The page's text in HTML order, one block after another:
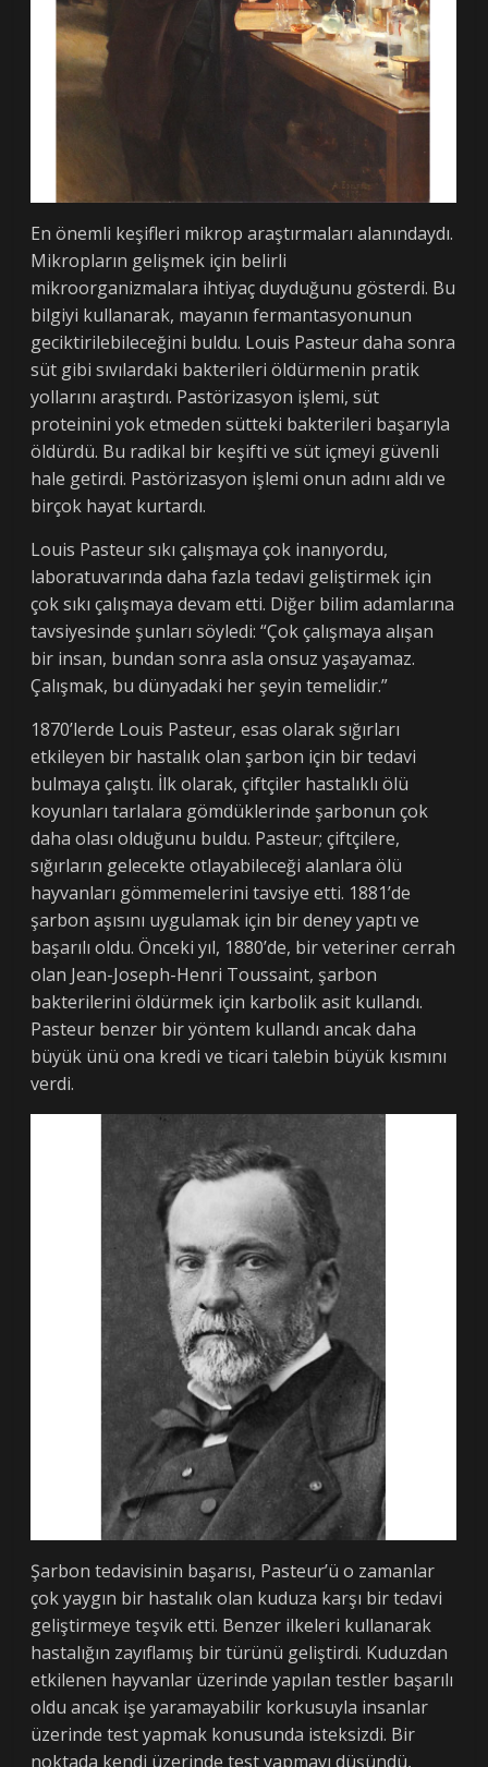
En önemli keşifleri mikrop araştırmaları alanındaydı.
Mikropların gelişmek için belirli
mikroorganizmalara ihtiyaç duyduğunu gösterdi. Bu
bilgiyi kullanarak, mayanın fermantasyonunun
geciktirilebileceğini buldu. Louis Pasteur daha sonra
süt gibi sıvılardaki bakterileri öldürmenin pratik
yollarını araştırdı. Pastörizasyon işlemi, süt
proteinini yok etmeden sütteki bakterileri başarıyla
öldürdü. Bu radikal bir keşifti ve süt içmeyi güvenli
hale getirdi. Pastörizasyon işlemi onun adını aldı ve
birçok hayat kurtardı.
Louis Pasteur sıkı çalışmaya çok inanıyordu,
laboratuvarında daha fazla tedavi geliştirmek için
çok sıkı çalışmaya devam etti. Diğer bilim adamlarına
tavsiyesinde şunları söyledi: “Çok çalışmaya alışan
bir insan, bundan sonra asla onsuz yaşayamaz.
Çalışmak, bu dünyadaki her şeyin temelidir.”
1870’lerde Louis Pasteur, esas olarak sığırları
etkileyen bir hastalık olan şarbon için bir tedavi
bulmaya çalıştı. İlk olarak, çiftçiler hastalıklı ölü
koyunları tarlalara gömdüklerinde şarbonun çok
daha olası olduğunu buldu. Pasteur; çiftçilere,
sığırların gelecekte otlayabileceği alanlara ölü
hayvanları gömmemelerini tavsiye etti. 1881’de
şarbon aşısını uygulamak için bir deney yaptı ve
başarılı oldu. Önceki yıl, 1880’de, bir veteriner cerrah
olan Jean-Joseph-Henri Toussaint, şarbon
bakterilerini öldürmek için karbolik asit kullandı.
Pasteur benzer bir yöntem kullandı ancak daha
büyük ünü ona kredi ve ticari talebin büyük kısmını
verdi.
Şarbon tedavisinin başarısı, Pasteur’ü o zamanlar
çok yaygın bir hastalık olan kuduza karşı bir tedavi
geliştirmeye teşvik etti. Benzer ilkeleri kullanarak
hastalığın zayıflamış bir türünü geliştirdi. Kuduzdan
etkilenen hayvanlar üzerinde yapılan testler başarılı
oldu ancak işe yaramayabilir korkusuyla insanlar
üzerinde test yapmak konusunda isteksizdi. Bir
noktada kendi üzerinde test yapmayı düşündü,